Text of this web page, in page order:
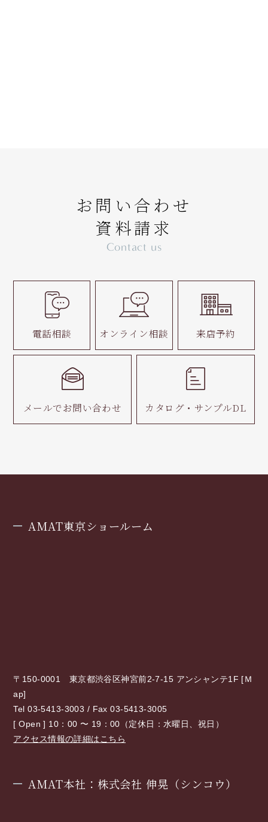
お問い合わせ
資料請求
Contact us
電話相談 オンライン相談 来店予約
メールでお問い合わせ カタログ・ サンプルDL
AMAT東京ショールーム
〒150-0001 東京都渋谷区神宮前2-7-15 アンシャンテ1F [Ｍ
ap]
Tel 03-5413-3003 / Fax 03-5413-3005
[ Open ] 10：00 〜 19：00（定休日：水曜日、祝日）
アクセス情報の詳細はこちら
AMAT本社：株式会社 伸晃（シンコウ）